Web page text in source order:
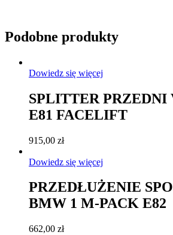
Podobne produkty
Dowiedz się więcej
SPLITTER PRZEDNI
E81 FACELIFT
915,00 zł
Dowiedz się więcej
PRZEDŁUŻENIE
BMW 1 M-PACK E82
662,00 zł